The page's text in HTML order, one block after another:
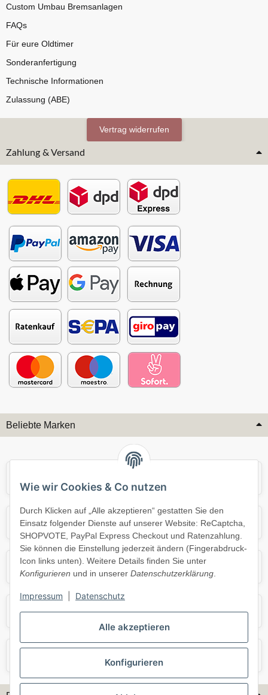
Alle akzeptieren
Konfigurieren
Wie wir Cookies & Co nutzen
Durch Klicken auf „Alle akzeptieren“ gestatten Sie den
Einsatz folgender Dienste auf unserer Website: ReCaptcha,
SHOPVOTE, PayPal Express Checkout und Ratenzahlung.
Sie können die Einstellung jederzeit ändern (Fingerabdruck-
Icon links unten). Weitere Details finden Sie unter
Konfigurieren und in unserer Datenschutzerklärung.
Impressum Datenschutz
Custom Umbau Bremsanlagen
FAQs
Für eure Oldtimer
Sonderanfertigung
Technische Informationen
Zulassung (ABE)
Vertrag widerrufen
Zahlung & Versand
Beliebte Marken
Mercedes Mini
Opel Porsche
Skoda Smart